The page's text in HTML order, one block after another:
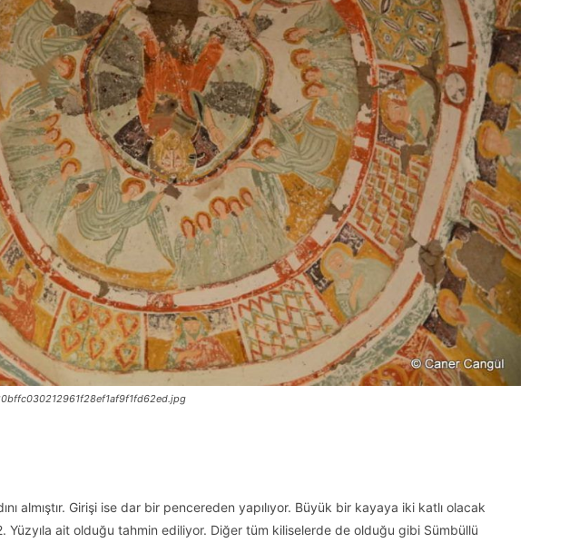
almıştır. Girişi ise dar bir pencereden yapılıyor. Büyük bir kayaya iki katlı olacak
Yüzyıla ait olduğu tahmin ediliyor. Diğer tüm kiliselerde de olduğu gibi Sümbüllü